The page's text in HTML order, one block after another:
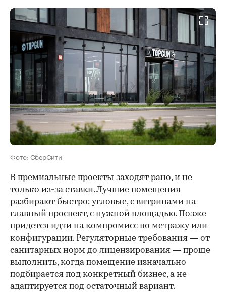
Фото: СберСити
В премиальные проекты заходят рано, и не
только из-за ставки. Лучшие помещения
разбирают быстро: угловые, с витринами на
главный проспект, с нужной площадью. Позже
придется идти на компромисс по метражу или
конфигурации. Регуляторные требования — от
санитарных норм до лицензирования — проще
выполнить, когда помещение изначально
подбирается под конкретный бизнес, а не
адаптируется под остаточный вариант.